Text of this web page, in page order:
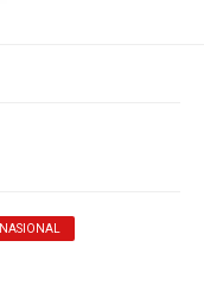
NASIONAL